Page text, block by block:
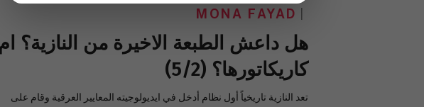
MONA FAYAD
هل داعش الطبعة الاخيرة من النازية؟ ام
كاريكاتورها؟ (5‪/‬2)
تعد النازية تاريخياً أول نظام أدخل في ايديولوجيته المعايير العرقية وقام على